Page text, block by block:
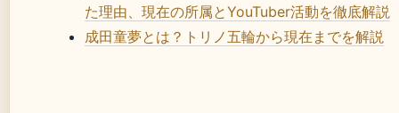
た理由、現在の所属とYouTuber活動を徹底解説
成田童夢とは？トリノ五輪から現在までを解説